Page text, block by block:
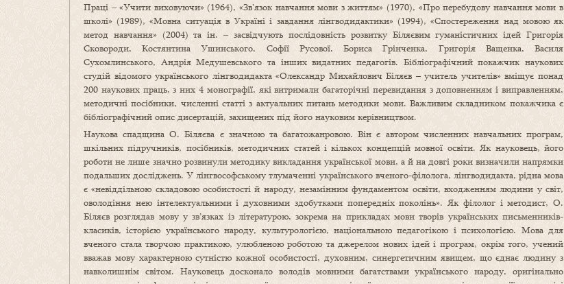
Праці ‒ «Учити виховуючи» (1964), «Зв’язок навчання мови з життям» (1970), «Про перебудову навчання мови в
школі» (1989), «Мовна ситуація в Україні і завдання лінгводидактики» (1994), «Спостереження над мовою як
метод навчання» (2004) та ін. ‒ засвідчують послідовність розвитку Біляєвим гуманістичних ідей Григорія
Сковороди, Костянтина Ушинського, Софії Русової, Бориса Грінченка, Григорія Ващенка, Василя
Сухомлинського, Андрія Медушевського та інших видатних педагогів. Бібліографічний покажчик наукових
студій відомого українського лінгводидакта «Олександр Михайлович Біляєв – учитель учителів» вміщує понад
200 наукових праць, з них 4 монографії, які витримали багаторічні перевидання з доповненням і виправленням,
методичні посібники, численні статті з актуальних питань методики мови. Важливим складником покажчика є
бібліографічний опис дисертацій, захищених під його науковим керівництвом.
Наукова спадщина О. Біляєва є значною та багатожанровою. Він є автором численних навчальних програм,
шкільних підручників, посібників, методичних статей і кількох концепцій мовної освіти. Як науковець, його
роботи не лише значно розвинули методику викладання української мови, а й на довгі роки визначили напрямки
подальших досліджень. У лінгвософському тлумаченні українського вченого-філолога, лінгводидакта, рідна мова
є «невіддільною складовою особистості й народу, незамінним фундаментом освіти, входженням людини у світ,
оволодіння нею інтелектуальними і духовними здобутками попередніх поколінь». Як філолог і методист, О.
Біляєв розглядав мову у зв’язках із літературою, зокрема на прикладах мови творів українських письменників-
класиків, історією українського народу, культурологією, національною педагогікою і психологією. Мова для
вченого стала творчою практикою, улюбленою роботою та джерелом нових ідей і програм, окрім того, учений
вважав мову характерною сутністю кожної особистості, духовним, синергетичним явищем, що єднає людину з
навколишнім світом. Науковець досконало володів мовними багатствами українського народу, оригінально